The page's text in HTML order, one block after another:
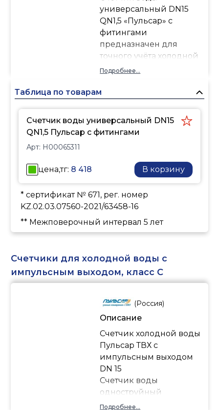
универсальный DN15
QN1,5 «Пульсар» с
фитингами
предназначен для
точного учёта холодной
и горячей воды, прост в
для использования в
Подробнее...
Таблица по товарам
Счетчик воды универсальный DN15
QN1,5 Пульсар с фитингами
Арт: Н00065311
цена,тг: 8 418 В корзину
* сертификат № 671, рег. номер
KZ.02.03.07560-2021/63458-16
** Межповерочный интервал 5 лет
Счетчики для холодной воды с
импульсным выходом, класс C
(Россия)
Описание
Счетчик холодной воды
Пульсар ТВХ с
импульсным выходом
DN 15
Счетчик воды
одноструйный
«Пульсар» предназначен
Подробнее...